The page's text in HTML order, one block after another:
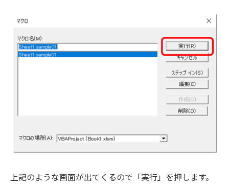
上記のような画面が出てくるので「実行」を押します。